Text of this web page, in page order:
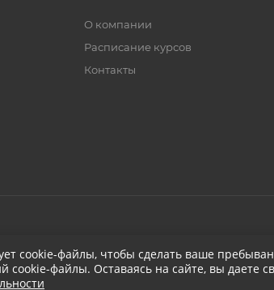
О компании
Расписание курсов
Контакты
МАРКЕТ АВТОНОВЬЕ
cookie-файлы, чтобы сделать ваше
cookie-файлы. Оставаясь на сайте, вы даете